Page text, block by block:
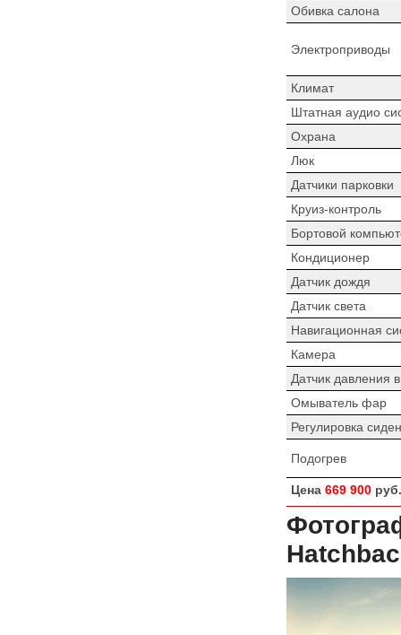
Обивка салона
Электроприводы
Климат
Штатная аудио
Охрана
Люк
Датчики парковки
Круиз-контроль
Бортовой
Кондиционер
Датчик дождя
Датчик света
Навигационная
Камера
Датчик давления
Омыватель фар
Регулировка
Подогрев
Цена 669 900руб.